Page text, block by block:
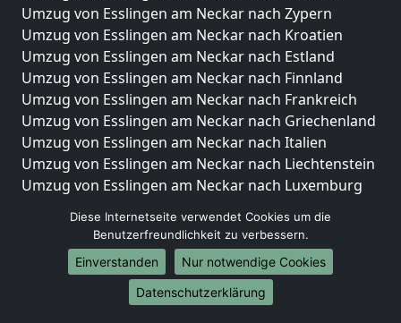
Umzug von Esslingen am Neckar nach Zypern
Umzug von Esslingen am Neckar nach Kroatien
Umzug von Esslingen am Neckar nach Estland
Umzug von Esslingen am Neckar nach Finnland
Umzug von Esslingen am Neckar nach Frankreich
Umzug von Esslingen am Neckar nach Griechenland
Umzug von Esslingen am Neckar nach Italien
Umzug von Esslingen am Neckar nach Liechtenstein
Umzug von Esslingen am Neckar nach Luxemburg
Umzug von Esslingen am Neckar nach Norwegen
Umzüge-Deutschlandweit
Umzug von Esslingen am Neckar nach Berlin
Diese Internetseite verwendet Cookies um die
Benutzerfreundlichkeit zu verbessern.
Einverstanden
Nur notwendige Cookies
Datenschutzerklärung